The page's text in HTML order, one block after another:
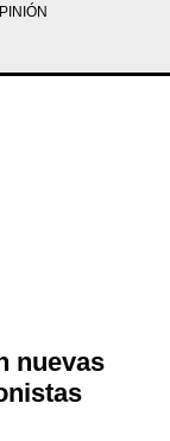
nuevas